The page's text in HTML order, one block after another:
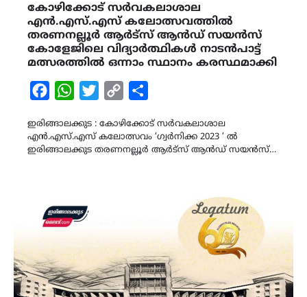
കോഴിക്കോട് സർവകലാശാല
എൻ.എസ്‌.എസ്‌ കലോത്സവത്തിൽ
തരണനല്ലൂർ ആർട്സ് ആൻഡ് സയൻസ്
കോളേജിലെ വിദ്യാർത്ഥികൾ നാടൻപാട്ട്
മത്സരത്തിൽ ഒന്നാം സ്ഥാനം കരസ്ഥമാക്കി
FacebookWhatsAppTwitterCopy
ഇരിങ്ങാലക്കുട : കോഴിക്കോട് സർവകലാശാല
എൻ.എസ്‌.എസ്‌ കലോത്സവം ‘ഗ്വർനിക്ക 2023 ‘ ൽ
ഇരിങ്ങാലക്കുട തരണനല്ലൂർ ആർട്സ് ആൻഡ് സയൻസ്…